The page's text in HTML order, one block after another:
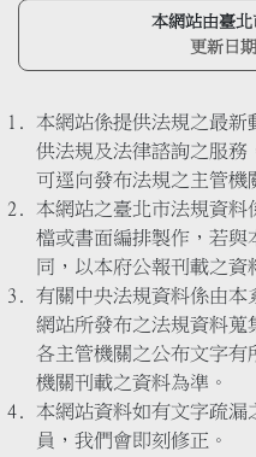
本網站由臺
更新日期
本網站係提供法規之最
供法規及法律諮詢之服務
可逕向發布法規之主管機
本網站之臺北市法規資
檔或書面編排製作，若與
同，以本府公報刊載之資
有關中央法規資料係由本
網站所發布之法規資料蒐
各主管機關之公布文字有
機關刊載之資料為準。
本網站資料如有文字疏漏
員，我們會即刻修正。